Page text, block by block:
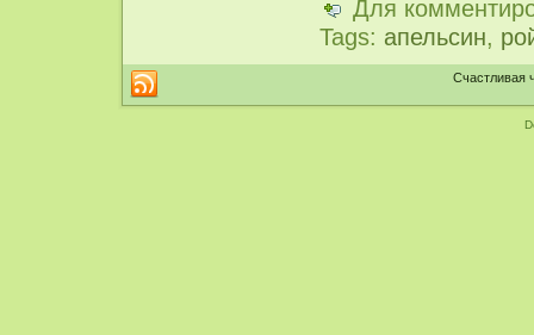
Для
Tags: апельсин,
Счастливая